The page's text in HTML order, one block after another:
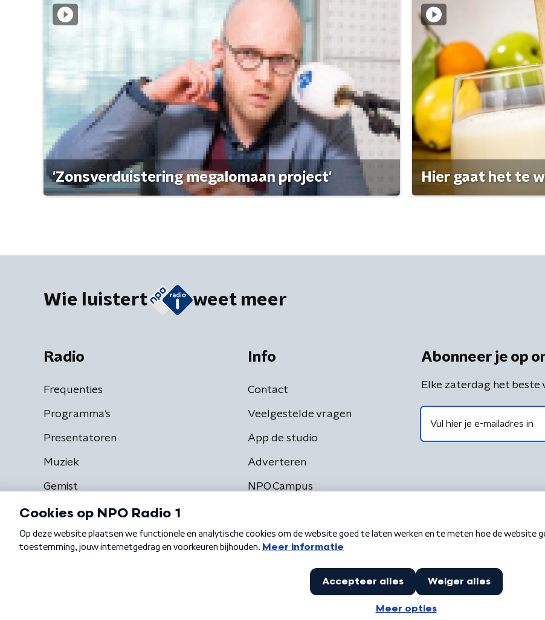
'Zonsverduistering megalomaan project' Hier gaat het te
Wie luistert weet meer
Radio
Frequenties
Programma's
Presentatoren
Muziek
Gemist
Info
Contact
Veelgestelde vragen
App de studio
Adverteren
NPO Campus
Abonneer je op
Elke zaterdag het beste
Algemene voorwaarden Privacybeleid